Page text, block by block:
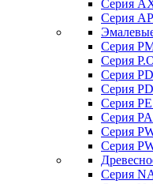
Серия
Серия
Серия
Серия
Серия PD
Серия
Серия
Серия PA
Серия
Серия
Серия